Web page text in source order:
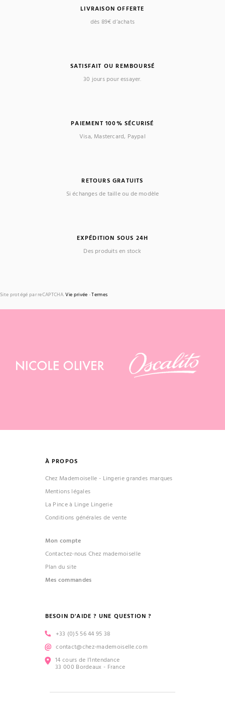
LIVRAISON OFFERTE
dès 89€ d’achats
SATISFAIT OU REMBOURSÉ
30 jours pour essayer.
PAIEMENT 100% SÉCURISÉ
Visa, Mastercard, Paypal
RETOURS GRATUITS
Si échanges de taille ou de modèle
EXPÉDITION SOUS 24H
Des produits en stock
Site protégé par reCAPTCHA.Vie privée -Termes
À PROPOS
Chez Mademoiselle - Lingerie grandes marques
Mentions légales
La Pince à Linge Lingerie
Conditions générales de vente
Mon compte
Contactez-nous Chez mademoiselle
Plan du site
Mes commandes
BESOIN D'AIDE ? UNE QUESTION ?
+33 (0)5 56 44 95 38
contact@chez-mademoiselle.com
14 cours de l’Intendance
33 000 Bordeaux - France